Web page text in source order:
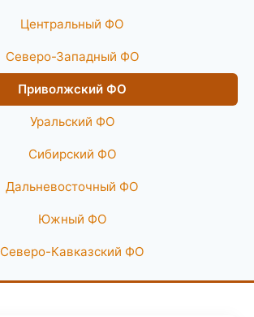
Центральный ФО
Северо-Западный ФО
Приволжский ФО
Уральский ФО
Сибирский ФО
Дальневосточный ФО
Южный ФО
Северо-Кавказский ФО